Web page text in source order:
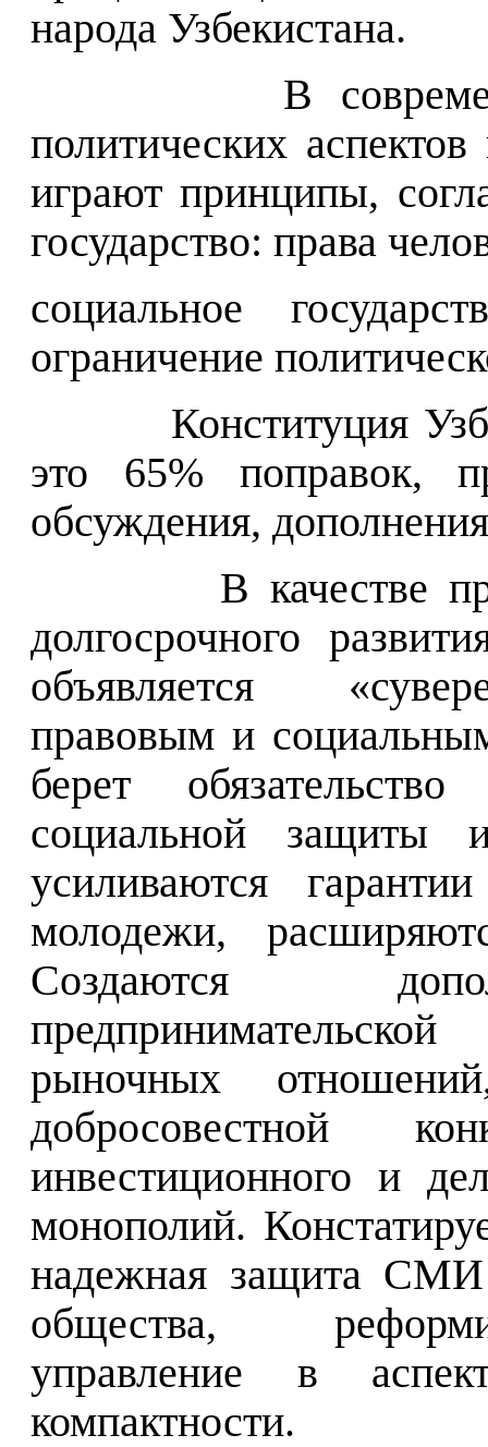
народа Узбекистана.
В
политических
играют принципы,
государство: права
социальное
ограничение
Конституция
это 65% поправок,
обсуждения,
В качестве
долгосрочного
объявляется
правовым и
берет
социальной защиты
усиливаются
молодежи,
Создаются
рыночных
добросовестной
инвестиционного и
монополий.
надежная защита СМИ
общества,
управление в
компактности.